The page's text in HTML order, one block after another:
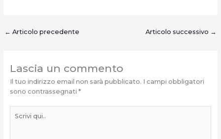
← Articolo precedente Articolo successivo →
Lascia un commento
Il tuo indirizzo email non sarà pubblicato. I campi obbligatori
sono contrassegnati *
qui..